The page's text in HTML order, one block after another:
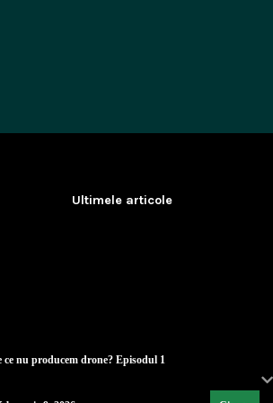
Ultimele articole
ce nu producem drone? Episodul 1